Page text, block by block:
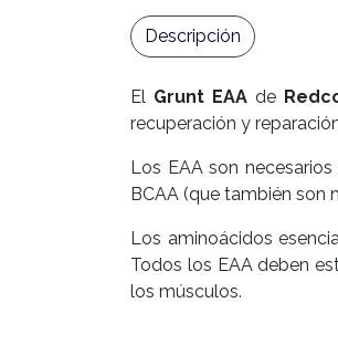
El Grunt EAAde
recuperación y
Los EAA son
BCAA (que también son
Los aminoácidos
Todos los EAA deben
los músculos.
Descripción